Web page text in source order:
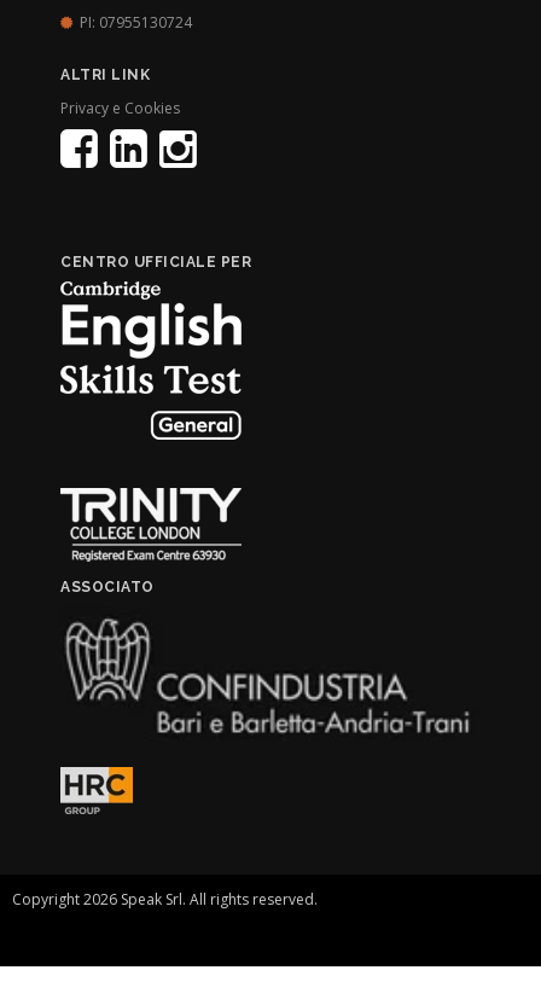
PI: 07955130724
ALTRI LINK
Privacy e Cookies
CENTRO UFFICIALE PER
ASSOCIATO
Copyright 2026 Speak Srl. All rights reserved.